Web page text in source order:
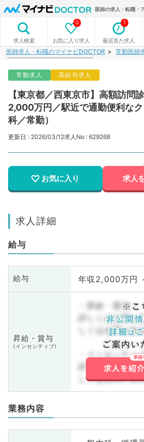
医師の求人・転職・
求人検索 お気に入り求人
0
最近見た求人
1
医師求人・転職のマイナビDOCTOR 常勤医師
常勤求人 高給与求人
【東京都／西東京市】高額訪問
2,000万円／駅近で通勤便利な
科／常勤）
更新日 : 2026/03/12求人No : 629268
お気に入り 求人
求人詳細
給与
給与 年収2,000万円
昇給・賞与
(インセンティブ)
・昇給・賞与
詳しくはお問い
しくはお問い合
・インセンティ
詳しくはお問い
しくはお問い合
業務内容